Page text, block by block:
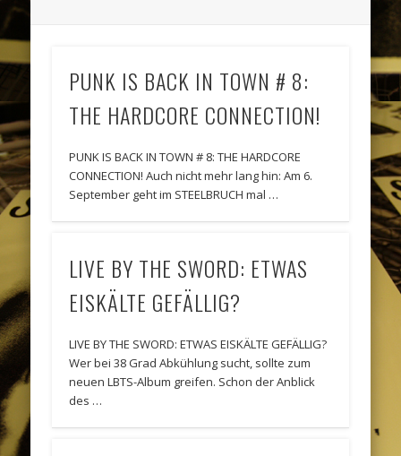
PUNK IS BACK IN TOWN # 8:
THE HARDCORE CONNECTION!
PUNK IS BACK IN TOWN # 8: THE HARDCORE
CONNECTION! Auch nicht mehr lang hin: Am 6.
September geht im STEELBRUCH mal …
LIVE BY THE SWORD: ETWAS
EISKÄLTE GEFÄLLIG?
LIVE BY THE SWORD: ETWAS EISKÄLTE GEFÄLLIG?
Wer bei 38 Grad Abkühlung sucht, sollte zum
neuen LBTS-Album greifen. Schon der Anblick
des …